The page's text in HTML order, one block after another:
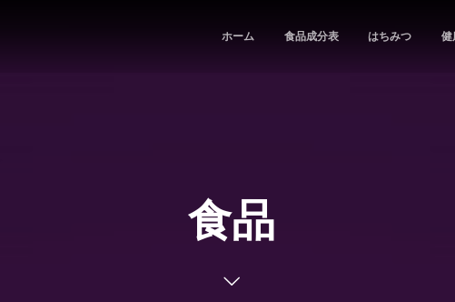
ホーム 食品成分表 はちみつ 健
食品